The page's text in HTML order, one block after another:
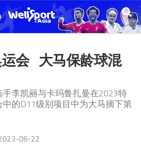
会   大马保龄球混
李凯丽与卡玛鲁扎曼在2023特
的D11级别项目中为大马摘下第
06-22